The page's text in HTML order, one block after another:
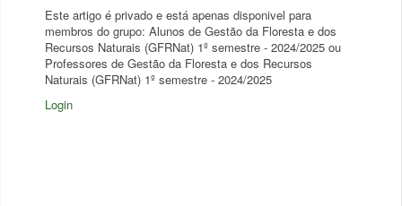
Este artigo é privado e está apenas disponivel para
membros do grupo: Alunos de Gestão da Floresta e dos
Recursos Naturais (GFRNat) 1º semestre - 2024/2025 ou
Professores de Gestão da Floresta e dos Recursos
Naturais (GFRNat) 1º semestre - 2024/2025
Login